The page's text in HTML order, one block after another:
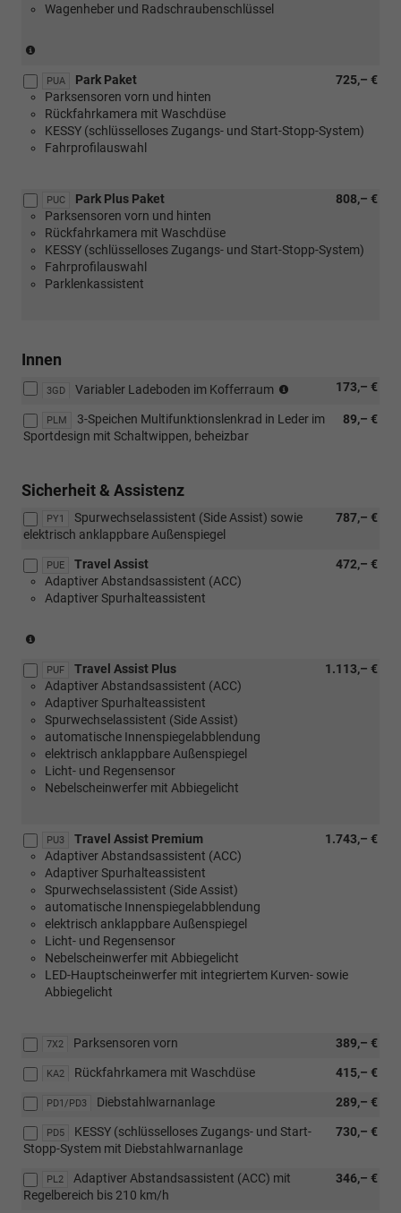
Wagenheber und Radschraubenschlüssel
(nur
in
Verbindung
mit
[PY1]
[PUF]
Travel
Assist
Plus
oder
[PU3]
PUA 725,– €
Park Paket
Parksensoren vorn und hinten
Rückfahrkamera mit Waschdüse
KESSY (schlüsselloses Zugangs- und Start-Stopp-System)
Fahrprofilauswahl
PUC 808,– €
Park Plus Paket
Parksensoren vorn und hinten
Rückfahrkamera mit Waschdüse
KESSY (schlüsselloses Zugangs- und Start-Stopp-System)
Fahrprofilauswahl
Parklenkassistent
Innen
3GD 173,– €
Variabler Ladeboden im Kofferraum
Verbindung
PLM 89,– €
3-Speichen Multifunktionslenkrad in Leder im
Sportdesign mit Schaltwippen, beheizbar
Sicherheit & Assistenz
PY1 787,– €
Spurwechselassistent (Side Assist) sowie
elektrisch anklappbare Außenspiegel
PUE 472,– €
Travel Assist
Adaptiver Abstandsassistent (ACC)
Adaptiver Spurhalteassistent
Verbindung
mit
1.0
MPI
59
kW)
PUF 1.113,– €
Travel Assist Plus
Adaptiver Abstandsassistent (ACC)
Adaptiver Spurhalteassistent
Spurwechselassistent (Side Assist)
automatische Innenspiegelabblendung
elektrisch anklappbare Außenspiegel
Licht- und Regensensor
Nebelscheinwerfer mit Abbiegelicht
PU3 1.743,– €
Travel Assist Premium
Adaptiver Abstandsassistent (ACC)
Adaptiver Spurhalteassistent
Spurwechselassistent (Side Assist)
automatische Innenspiegelabblendung
elektrisch anklappbare Außenspiegel
Licht- und Regensensor
Nebelscheinwerfer mit Abbiegelicht
LED-Hauptscheinwerfer mit integriertem Kurven- sowie
Abbiegelicht
7X2 389,– €
Parksensoren vorn
KA2 415,– €
Rückfahrkamera mit Waschdüse
PD1/PD3 289,– €
Diebstahlwarnanlage
PD5 730,– €
KESSY (schlüsselloses Zugangs- und Start-
Stopp-System mit Diebstahlwarnanlage
PL2 346,– €
Adaptiver Abstandsassistent (ACC) mit
Regelbereich bis 210 km/h